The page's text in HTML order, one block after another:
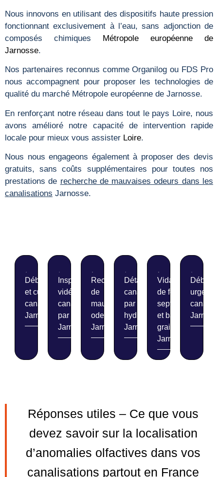
Nous innovons en utilisant des dispositifs haute pression
fonctionnant exclusivement à l’eau, sans adjonction de
composés chimiques Métropole européenne de
Jarnosse.
Nos partenaires reconnus comme Organilog ou FDS Pro
nous accompagnent pour proposer les technologies de
qualité du marché Métropole européenne de Jarnosse.
En renforçant notre réseau dans tout le pays Loire, nous
avons amélioré notre capacité de intervention rapide
locale pour mieux vous assister Loire.
Nous nous engageons également à proposer des devis
gratuits, sans coûts supplémentaires pour toutes nos
prestations de recherche de mauvaises odeurs dans les
canalisations Jarnosse.
Débouchage
et curage de
canalisations
Jarnosse
Inspection
vidéo de
canalisations
par caméra
Jarnosse
Recherche
de
mauvaises
odeurs
Jarnosse
Détartrage de
canalisations
par
hydrocurage
Jarnosse
Vidange
de fosses
septiques
et bacs à
graisse
Jarnosse
urgent
Réponses utiles – Ce que vous
devez savoir sur la localisation
d’anomalies olfactives dans vos
canalisations partout en France